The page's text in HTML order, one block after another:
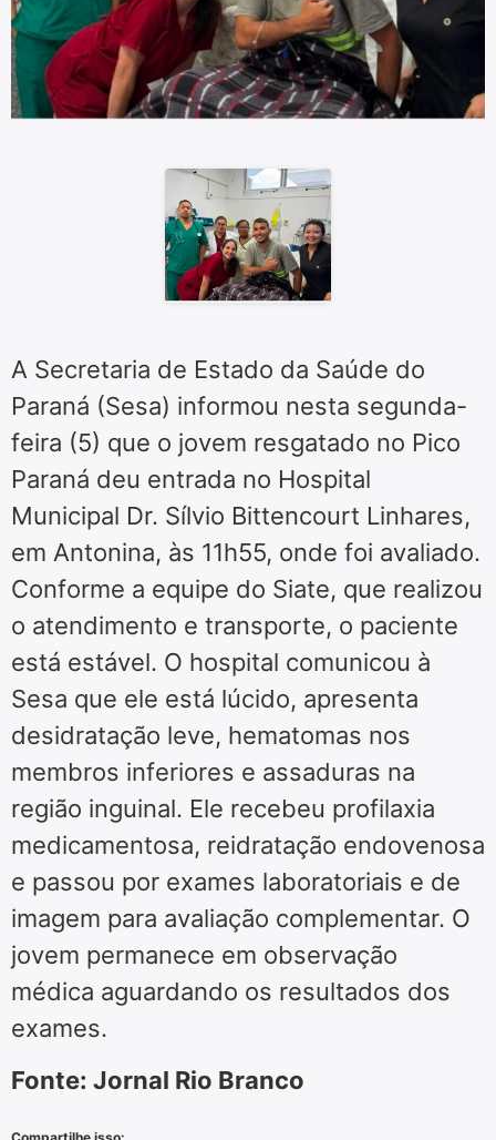
A Secretaria de Estado da Saúde do
Paraná (Sesa) informou nesta segunda-
feira (5) que o jovem resgatado no Pico
Paraná deu entrada no Hospital
Municipal Dr. Sílvio Bittencourt Linhares,
em Antonina, às 11h55, onde foi avaliado.
Conforme a equipe do Siate, que realizou
o atendimento e transporte, o paciente
está estável. O hospital comunicou à
Sesa que ele está lúcido, apresenta
desidratação leve, hematomas nos
membros inferiores e assaduras na
região inguinal. Ele recebeu profilaxia
medicamentosa, reidratação endovenosa
e passou por exames laboratoriais e de
imagem para avaliação complementar. O
jovem permanece em observação
médica aguardando os resultados dos
exames.
Fonte: Jornal Rio Branco